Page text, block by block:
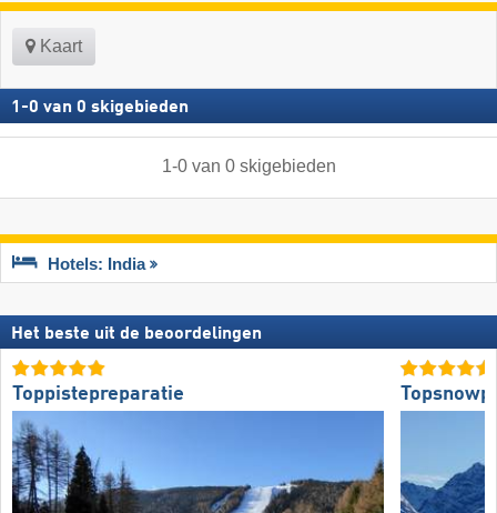
Kaart
1 -0 van 0 skigebieden
1-0van 0 skigebieden
Hotels: India
Het beste uit de beoordelingen
Toppistepreparatie